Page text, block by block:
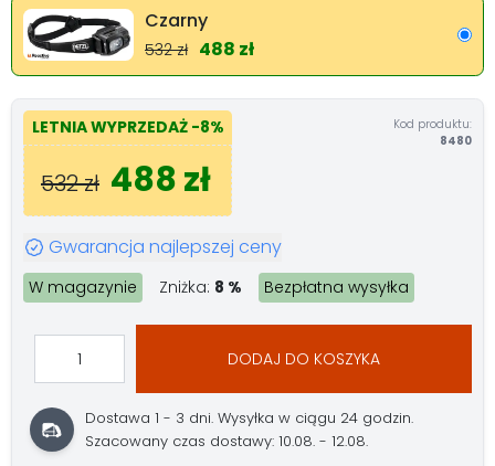
Czarny
532 zł 488 zł
LETNIA WYPRZEDAŻ -8%
532 zł 488 zł
Kod produktu:
8480
Gwarancja najlepszej ceny
W magazynie Zniżka: 8 % Bezpłatna wysyłka
DODAJ DO KOSZYKA
Dostawa 1 - 3 dni.Wysyłka w ciągu 24 godzin.
Szacowany czas dostawy: 10.08. - 12.08.